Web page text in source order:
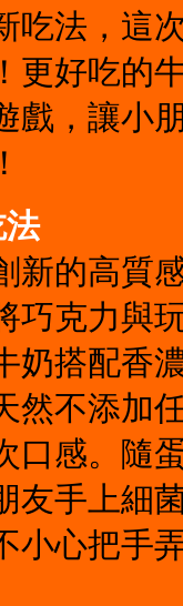
吃法，這
更好吃的
戲，讓小
新的高質
巧克力與
奶搭配香
然不添加
口感。隨
友手上細
小心把手